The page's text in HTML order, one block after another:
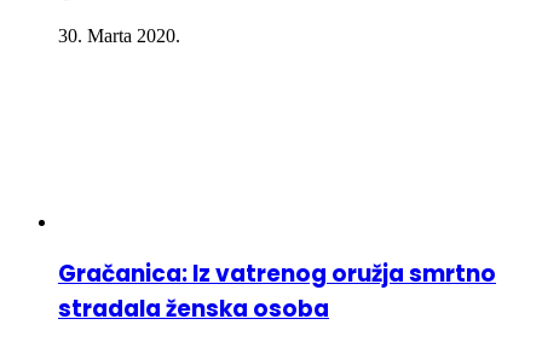
30. Marta 2020.
Gračanica: Iz vatrenog oružja smrtno
stradala ženska osoba